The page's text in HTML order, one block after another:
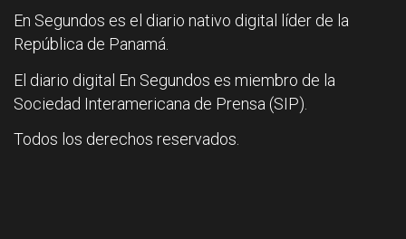
En Segundos es el diario nativo digital líder de la
República de Panamá.
El diario digital En Segundos es miembro de la
Sociedad Interamericana de Prensa (SIP).
Todos los derechos reservados.